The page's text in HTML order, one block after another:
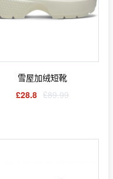
雪屋加绒短靴
£28.8 £89.99